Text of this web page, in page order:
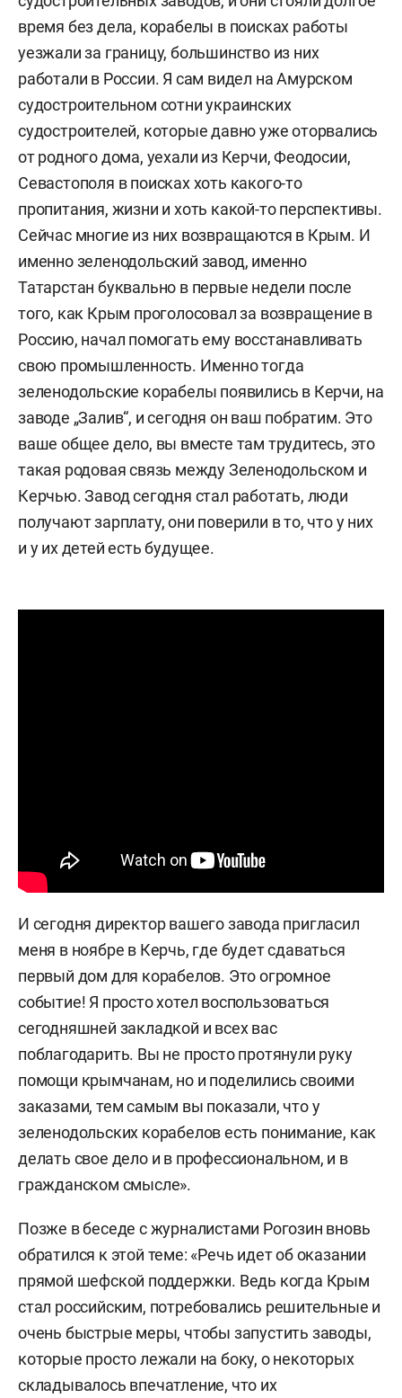
время без дела, корабелы в поисках работы
уезжали за границу, большинство из них
работали в России. Я сам видел на Амурском
судостроительном сотни украинских
судостроителей, которые давно уже оторвались
от родного дома, уехали из Керчи, Феодосии,
Севастополя в поисках хоть какого-то
пропитания, жизни и хоть какой-то перспективы.
Сейчас многие из них возвращаются в Крым. И
именно зеленодольский завод, именно
Татарстан буквально в первые недели после
того, как Крым проголосовал за возвращение в
Россию, начал помогать ему восстанавливать
свою промышленность. Именно тогда
зеленодольские корабелы появились в Керчи, на
заводе „Залив“, и сегодня он ваш побратим. Это
ваше общее дело, вы вместе там трудитесь, это
такая родовая связь между Зеленодольском и
Керчью. Завод сегодня стал работать, люди
получают зарплату, они поверили в то, что у них
и у их детей есть будущее.
И сегодня директор вашего завода пригласил
меня в ноябре в Керчь, где будет сдаваться
первый дом для корабелов. Это огромное
событие! Я просто хотел воспользоваться
сегодняшней закладкой и всех вас
поблагодарить. Вы не просто протянули руку
помощи крымчанам, но и поделились своими
заказами, тем самым вы показали, что у
зеленодольских корабелов есть понимание, как
делать свое дело и в профессиональном, и в
гражданском смысле».
Позже в беседе с журналистами Рогозин вновь
обратился к этой теме: «Речь идет об оказании
прямой шефской поддержки. Ведь когда Крым
стал российским, потребовались решительные и
очень быстрые меры, чтобы запустить заводы,
которые просто лежали на боку, о некоторых
складывалось впечатление, что их